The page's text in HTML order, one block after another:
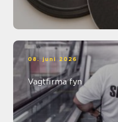
08. juni 2026
Vagtfirma fyn